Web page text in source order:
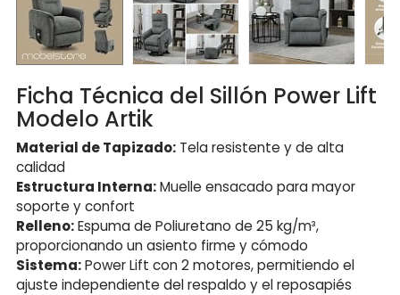
Ficha Técnica del Sillón Power Lift
Modelo Artik
Material de Tapizado: Tela resistente y de alta
calidad
Estructura Interna:Muelle ensacado para mayor
soporte y confort
Relleno:Espuma de Poliuretano de 25 kg/m³,
proporcionando un asiento firme y cómodo
Sistema:Power Lift con 2 motores, permitiendo el
ajuste independiente del respaldo y el reposapiés